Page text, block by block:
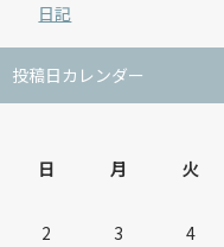
日記
投稿日カレンダー
日
月 火
2
3 4